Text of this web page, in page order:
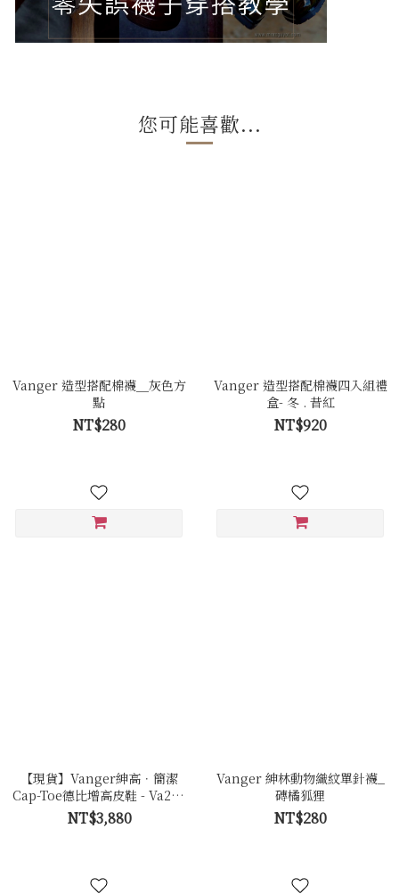
您可能喜歡...
Vanger 造型搭配棉襪＿灰色方
點
NT$280
Vanger 造型搭配棉襪四入組禮
盒- 冬 . 昔紅
NT$920
【現貨】Vanger紳高．簡潔
Cap-Toe德比增高皮鞋 - Va254
黑
NT$3,880
Vanger 紳林動物織紋單針襪_
磚橘狐狸
NT$280